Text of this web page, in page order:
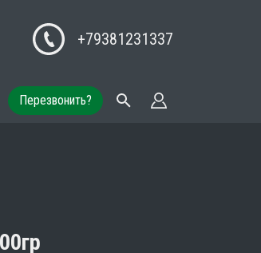
+79381231337
Перезвонить?